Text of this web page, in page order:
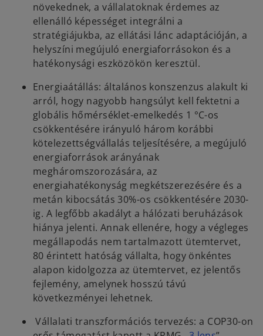
növekednek, a vállalatoknak érdemes az
ellenálló képességet integrálni a
stratégiájukba, az ellátási lánc adaptációján, a
helyszíni megújuló energiaforrásokon és a
hatékonysági eszközökön keresztül.
Energiaátállás: általános konszenzus alakult ki
arról, hogy nagyobb hangsúlyt kell fektetni a
globális hőmérséklet-emelkedés 1 °C-os
csökkentésére irányuló három korábbi
kötelezettségvállalás teljesítésére, a megújuló
energiaforrások arányának
megháromszorozására, az
energiahatékonyság megkétszerezésére és a
metán kibocsátás 30%-os csökkentésére 2030-
ig. A legfőbb akadályt a hálózati beruházások
hiánya jelenti. Annak ellenére, hogy a végleges
megállapodás nem tartalmazott ütemtervet,
80 érintett hatóság vállalta, hogy önkéntes
alapon kidolgozza az ütemtervet, ez jelentős
fejlemény, amelynek hosszú távú
következményei lehetnek.
Vállalati transzformációs tervezés: a COP30-on